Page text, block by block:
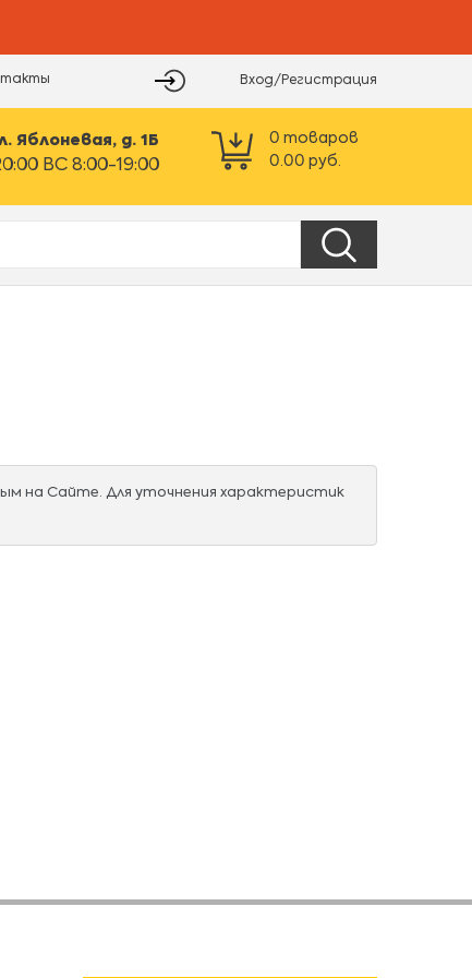
Вход/Регистрация
Яблоневая, д. 1Б
ВС 8:00-19:00
0 товаров
0.00 руб.
на Сайте. Для уточнения характеристик